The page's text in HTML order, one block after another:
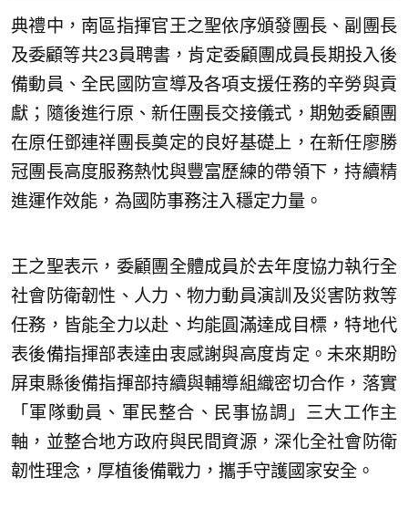
典禮中，南區指揮官王之聖依序頒發團長、副團長
及委顧等共23員聘書，肯定委顧團成員長期投入後
備動員、全民國防宣導及各項支援任務的辛勞與貢
獻；隨後進行原、新任團長交接儀式，期勉委顧團
在原任鄧連祥團長奠定的良好基礎上，在新任廖勝
冠團長高度服務熱忱與豐富歷練的帶領下，持續精
進運作效能，為國防事務注入穩定力量。
王之聖表示，委顧團全體成員於去年度協力執行全
社會防衛韌性、人力、物力動員演訓及災害防救等
任務，皆能全力以赴、均能圓滿達成目標，特地代
表後備指揮部表達由衷感謝與高度肯定。未來期盼
屏東縣後備指揮部持續與輔導組織密切合作，落實
「軍隊動員、軍民整合、民事協調」三大工作主
軸，並整合地方政府與民間資源，深化全社會防衛
韌性理念，厚植後備戰力，攜手守護國家安全。